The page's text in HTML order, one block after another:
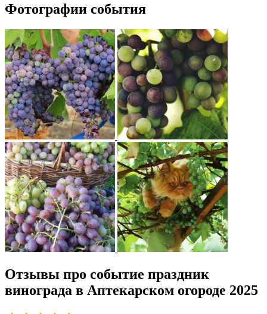
Фотографии события
Отзывы про событие праздник
винограда в Аптекарском огороде 2025